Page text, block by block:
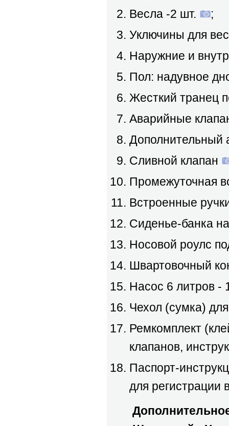
Весла -2 шт.
;
Уключины для
Наружние и
Пол: надувное
Жесткий транец
Аварийные
Дополнительный
Сливной клапан
Промежуточная
Встроенные
Сиденье-банка
Носовой роулс
Швартовочный
Насос 6 литров -
Чехол (сумка)
Ремкомплект
клапанов,
Паспорт-
для регистрации